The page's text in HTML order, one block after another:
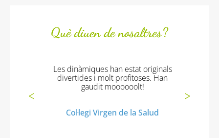
Què diuen de nosaltres?
Les dinàmiques han estat originals
divertides i molt profitoses. Han
gaudit moooooolt!
Col·legi Virgen de la Salud